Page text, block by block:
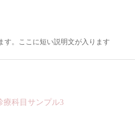
す。ここに短い説明文が入ります
療科目サンプル3